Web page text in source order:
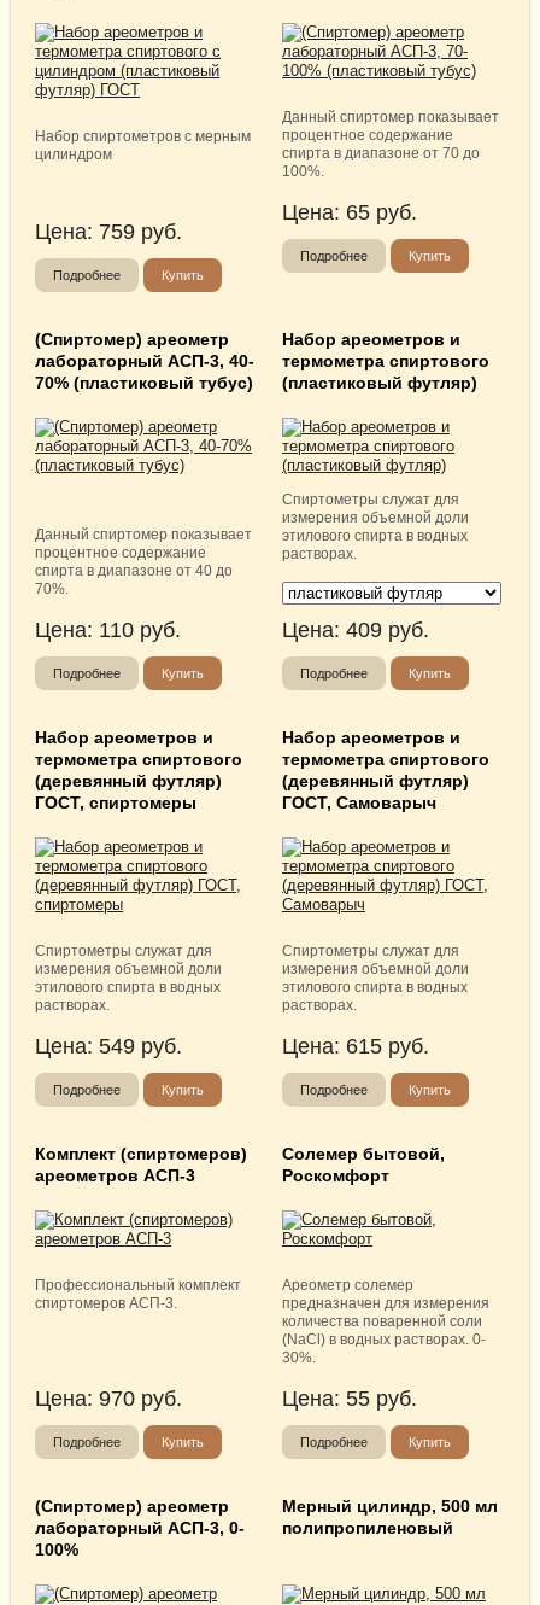
Набор спиртометров с мерным
цилиндром
Цена: 759 руб.
Подробнее Купить
Данный спиртомер показывает
процентное содержание
спирта в диапазоне от 70 до
100%.
Цена: 65 руб.
Подробнее Купить
(Спиртомер) ареометр
лабораторный АСП-3, 40-
70% (пластиковый тубус)
Данный спиртомер показывает
процентное содержание
спирта в диапазоне от 40 до
70%.
Цена: 110 руб.
Подробнее Купить
Набор ареометров и
термометра спиртового
(пластиковый футляр)
Спиртометры служат для
измерения объемной доли
этилового спирта в водных
растворах.
Цена: 409 руб.
Подробнее Купить
Набор ареометров и
термометра спиртового
(деревянный футляр)
ГОСТ, спиртомеры
Спиртометры служат для
измерения объемной доли
этилового спирта в водных
растворах.
Цена:549 руб.
Подробнее Купить
Набор ареометров и
термометра спиртового
(деревянный футляр)
ГОСТ, Самоварыч
Спиртометры служат для
измерения объемной доли
этилового спирта в водных
растворах.
Цена: 615 руб.
Подробнее Купить
Комплект (спиртомеров)
ареометров АСП-3
Профессиональный комплект
спиртомеров АСП-3.
Цена:970 руб.
Подробнее Купить
Солемер бытовой,
Роскомфорт
Ареометр солемер
предназначен для измерения
количества поваренной соли
(NaCl) в водных растворах. 0-
30%.
Цена: 55 руб.
Подробнее Купить
(Спиртомер) ареометр
лабораторный АСП-3, 0-
100%
Мерный цилиндр, 500 мл
полипропиленовый